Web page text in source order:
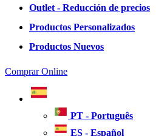
Outlet - Reducción de precios
Productos Personalizados
Productos Nuevos
Comprar Online
PT - Português
ES - Español